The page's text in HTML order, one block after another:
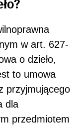
w art. 627-
o dzieło,
to umowa
przyjmującego
dla
przedmiotem